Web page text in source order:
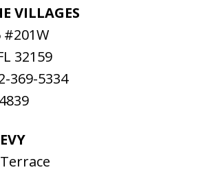
VILLAGES
#201W
32159
369-5334